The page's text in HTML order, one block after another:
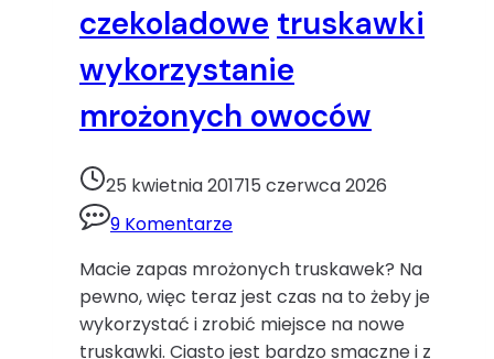
czekoladowe truskawki
wykorzystanie
mrożonych owoców
25 kwietnia 201715 czerwca 2026
9 Komentarze
Macie zapas mrożonych truskawek? Na
pewno, więc teraz jest czas na to żeby je
wykorzystać i zrobić miejsce na nowe
truskawki. Ciasto jest bardzo smaczne i z